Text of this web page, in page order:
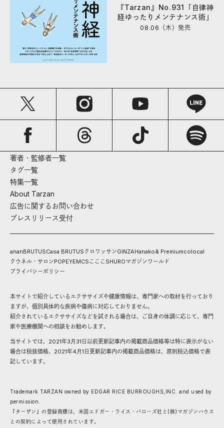
『Tarzan』No.931「自律神
経ゆったりメンテナンス術」
08.06（木）発売
著者・監修者一覧
タグ一覧
特集一覧
About Tarzan
広告に関するお問い合わせ
プレスリリース受付
ananBRUTUSCasa BRUTUS クロワッサンGINZAHanako& Premiumcolocal
クウネル・サロンPOPEYEMCS こここ SHUROマガジンワールド
プライバシーポリシー
本サイトで紹介しているエクササイズや健康情報は、専門家への取材を行っており
ますが、個別具体的な疾病や傷病に対応しておりません。
紹介されているエクササイズなどを試される場合は、ご自身の体調に応じて、専門
家や医療機関への相談をお勧めします。
当サイトでは、2021年3月31日以前更新記事内の掲載商品価格等は特に表示がない
場合は税抜価格、2021年4月1日更新記事内の掲載商品価格は、原則税込価格で表
記しています。
Trademark TARZAN owned by EDGAR RICE BURROUGHS,INC. and used by
permission.
『ターザン』の登録商標は、米国エドガー・ライス・バローズ社と(株)マガジンハウス
との契約によって使用されています。